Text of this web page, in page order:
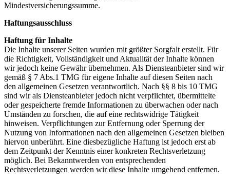
Mindestversicherungssumme.
Haftungsausschluss
Haftung für Inhalte
Die Inhalte unserer Seiten wurden mit größter Sorgfalt erstellt. Für
die Richtigkeit, Vollständigkeit und Aktualität der Inhalte können
wir jedoch keine Gewähr übernehmen. Als Diensteanbieter sind wir
gemäß § 7 Abs.1 TMG für eigene Inhalte auf diesen Seiten nach
den allgemeinen Gesetzen verantwortlich. Nach §§ 8 bis 10 TMG
sind wir als Diensteanbieter jedoch nicht verpflichtet, übermittelte
oder gespeicherte fremde Informationen zu überwachen oder nach
Umständen zu forschen, die auf eine rechtswidrige Tätigkeit
hinweisen. Verpflichtungen zur Entfernung oder Sperrung der
Nutzung von Informationen nach den allgemeinen Gesetzen bleiben
hiervon unberührt. Eine diesbezügliche Haftung ist jedoch erst ab
dem Zeitpunkt der Kenntnis einer konkreten Rechtsverletzung
möglich. Bei Bekanntwerden von entsprechenden
Rechtsverletzungen werden wir diese Inhalte umgehend entfernen.